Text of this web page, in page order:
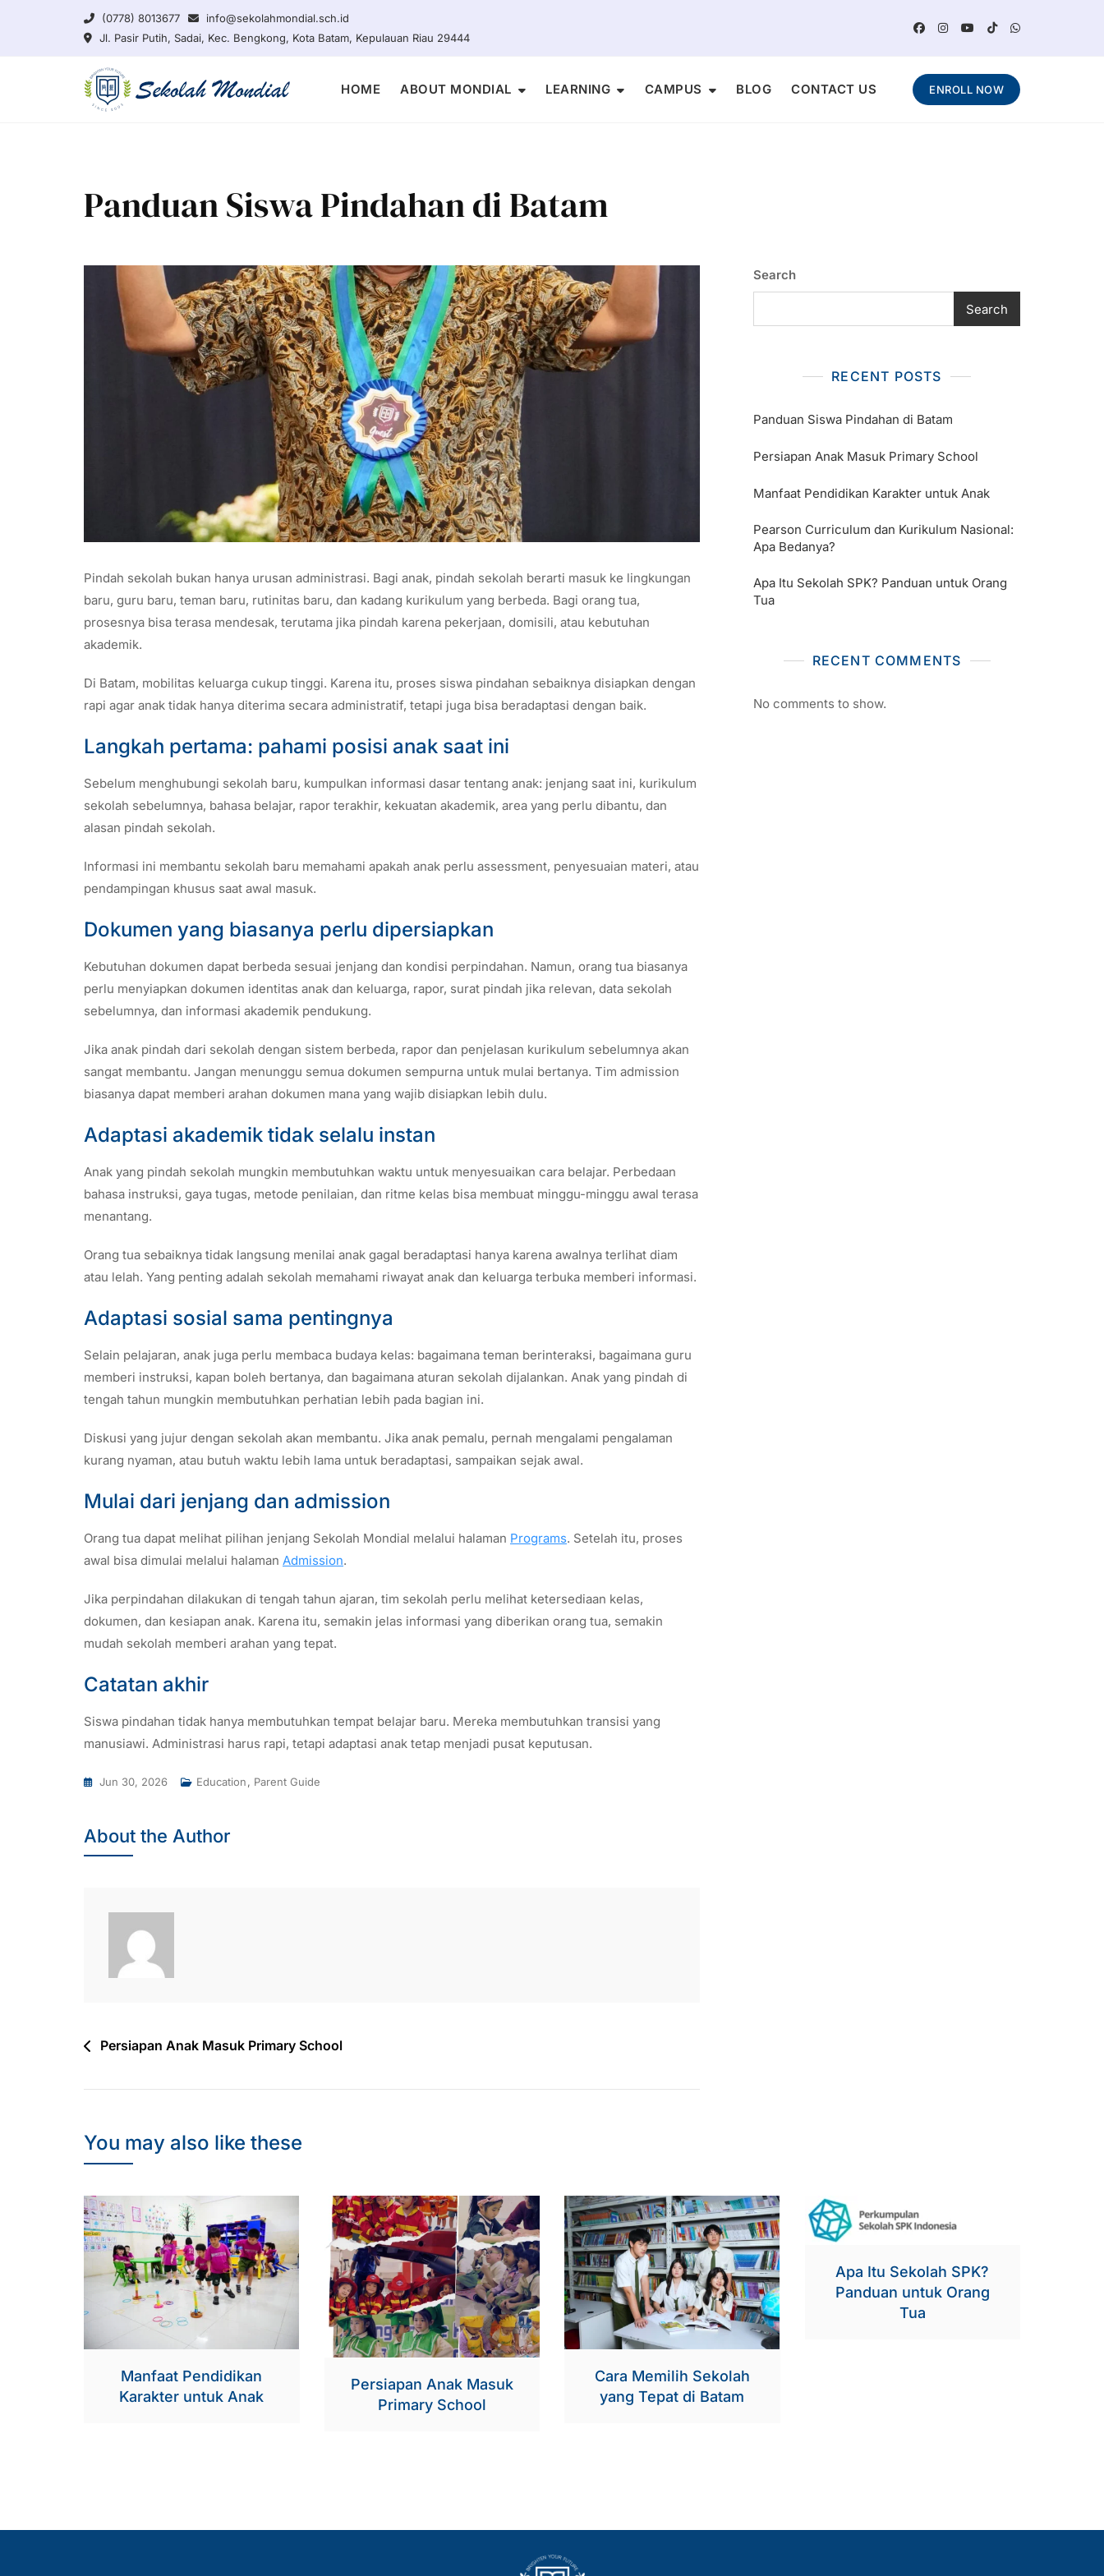
(0778) 8013677
info@sekolahmondial.sch.id
Jl. Pasir Putih, Sadai, Kec. Bengkong, Kota Batam, Kepulauan Riau 29444
HOME ABOUT MONDIAL LEARNING CAMPUS BLOG CONTACT US ENROLL NOW
Panduan Siswa Pindahan di Batam
Pindah sekolah bukan hanya urusan administrasi. Bagi anak, pindah sekolah berarti masuk ke lingkungan
baru, guru baru, teman baru, rutinitas baru, dan kadang kurikulum yang berbeda. Bagi orang tua,
prosesnya bisa terasa mendesak, terutama jika pindah karena pekerjaan, domisili, atau kebutuhan
akademik.
Di Batam, mobilitas keluarga cukup tinggi. Karena itu, proses siswa pindahan sebaiknya disiapkan dengan
rapi agar anak tidak hanya diterima secara administratif, tetapi juga bisa beradaptasi dengan baik.
Langkah pertama: pahami posisi anak saat ini
Sebelum menghubungi sekolah baru, kumpulkan informasi dasar tentang anak: jenjang saat ini, kurikulum
sekolah sebelumnya, bahasa belajar, rapor terakhir, kekuatan akademik, area yang perlu dibantu, dan
alasan pindah sekolah.
Informasi ini membantu sekolah baru memahami apakah anak perlu assessment, penyesuaian materi, atau
pendampingan khusus saat awal masuk.
Dokumen yang biasanya perlu dipersiapkan
Kebutuhan dokumen dapat berbeda sesuai jenjang dan kondisi perpindahan. Namun, orang tua biasanya
perlu menyiapkan dokumen identitas anak dan keluarga, rapor, surat pindah jika relevan, data sekolah
sebelumnya, dan informasi akademik pendukung.
Jika anak pindah dari sekolah dengan sistem berbeda, rapor dan penjelasan kurikulum sebelumnya akan
sangat membantu. Jangan menunggu semua dokumen sempurna untuk mulai bertanya. Tim admission
biasanya dapat memberi arahan dokumen mana yang wajib disiapkan lebih dulu.
Adaptasi akademik tidak selalu instan
Anak yang pindah sekolah mungkin membutuhkan waktu untuk menyesuaikan cara belajar. Perbedaan
bahasa instruksi, gaya tugas, metode penilaian, dan ritme kelas bisa membuat minggu-minggu awal terasa
menantang.
Orang tua sebaiknya tidak langsung menilai anak gagal beradaptasi hanya karena awalnya terlihat diam
atau lelah. Yang penting adalah sekolah memahami riwayat anak dan keluarga terbuka memberi informasi.
Adaptasi sosial sama pentingnya
Selain pelajaran, anak juga perlu membaca budaya kelas: bagaimana teman berinteraksi, bagaimana guru
memberi instruksi, kapan boleh bertanya, dan bagaimana aturan sekolah dijalankan. Anak yang pindah di
tengah tahun mungkin membutuhkan perhatian lebih pada bagian ini.
Diskusi yang jujur dengan sekolah akan membantu. Jika anak pemalu, pernah mengalami pengalaman
kurang nyaman, atau butuh waktu lebih lama untuk beradaptasi, sampaikan sejak awal.
Mulai dari jenjang dan admission
Orang tua dapat melihat pilihan jenjang Sekolah Mondial melalui halaman Programs. Setelah itu, proses
awal bisa dimulai melalui halaman Admission.
Jika perpindahan dilakukan di tengah tahun ajaran, tim sekolah perlu melihat ketersediaan kelas,
dokumen, dan kesiapan anak. Karena itu, semakin jelas informasi yang diberikan orang tua, semakin
mudah sekolah memberi arahan yang tepat.
Catatan akhir
Siswa pindahan tidak hanya membutuhkan tempat belajar baru. Mereka membutuhkan transisi yang
manusiawi. Administrasi harus rapi, tetapi adaptasi anak tetap menjadi pusat keputusan.
Jun 30, 2026 Education, Parent Guide
About the Author
Post
Persiapan Anak Masuk Primary School
Search
Search
RECENT POSTS
Panduan Siswa Pindahan di Batam
Persiapan Anak Masuk Primary School
Manfaat Pendidikan Karakter untuk Anak
Pearson Curriculum dan Kurikulum Nasional:
Apa Bedanya?
Apa Itu Sekolah SPK? Panduan untuk Orang
Tua
RECENT COMMENTS
No comments to show.
You may also like these
Manfaat Pendidikan
Karakter untuk Anak
Persiapan Anak Masuk
Primary School
Cara Memilih Sekolah
yang Tepat di Batam
Apa Itu Sekolah SPK?
Panduan untuk Orang
Tua